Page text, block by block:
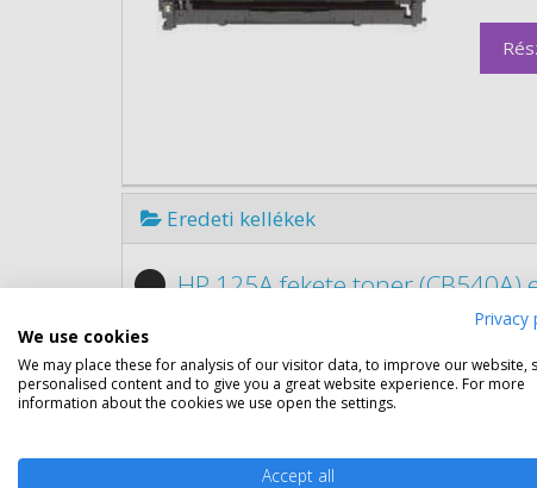
Eredeti kellékek
HP 125A fekete toner (CB540A)
Privacy
We use cookies
We may place these for analysis of our visitor data, to improve our website,
personalised content and to give you a great website experience. For more
information about the cookies we use open the settings.
Accept all